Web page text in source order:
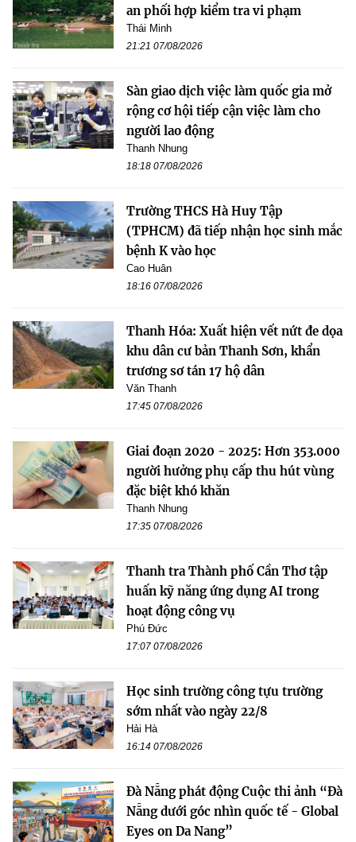
an phối hợp kiểm tra vi phạm
Thái Minh
21:21 07/08/2026
Sàn giao dịch việc làm quốc gia mở
rộng cơ hội tiếp cận việc làm cho
người lao động
Thanh Nhung
18:18 07/08/2026
Trường THCS Hà Huy Tập
(TPHCM) đã tiếp nhận học sinh mắc
bệnh K vào học
Cao Huân
18:16 07/08/2026
Thanh Hóa: Xuất hiện vết nứt đe dọa
khu dân cư bản Thanh Sơn, khẩn
trương sơ tán 17 hộ dân
Văn Thanh
17:45 07/08/2026
Giai đoạn 2020 - 2025: Hơn 353.000
người hưởng phụ cấp thu hút vùng
đặc biệt khó khăn
Thanh Nhung
17:35 07/08/2026
Thanh tra Thành phố Cần Thơ tập
huấn kỹ năng ứng dụng AI trong
hoạt động công vụ
Phú Đức
17:07 07/08/2026
Học sinh trường công tựu trường
sớm nhất vào ngày 22/8
Hải Hà
16:14 07/08/2026
Đà Nẵng phát động Cuộc thi ảnh “Đà
Nẵng dưới góc nhìn quốc tế - Global
Eyes on Da Nang”